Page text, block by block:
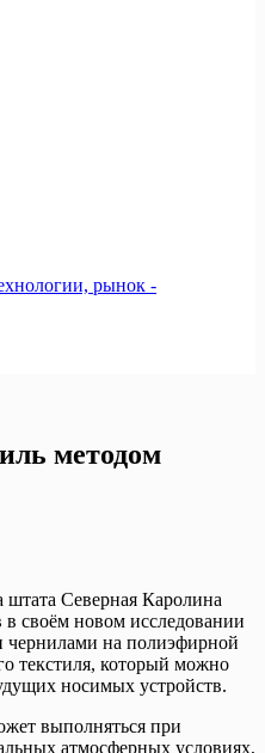
рынок -
методом
штата Северная Каролина
в своём новом исследовании
чернилами на полиэфирной
текстиля, который можно
носимых устройств.
выполняться при
атмосферных условиях,